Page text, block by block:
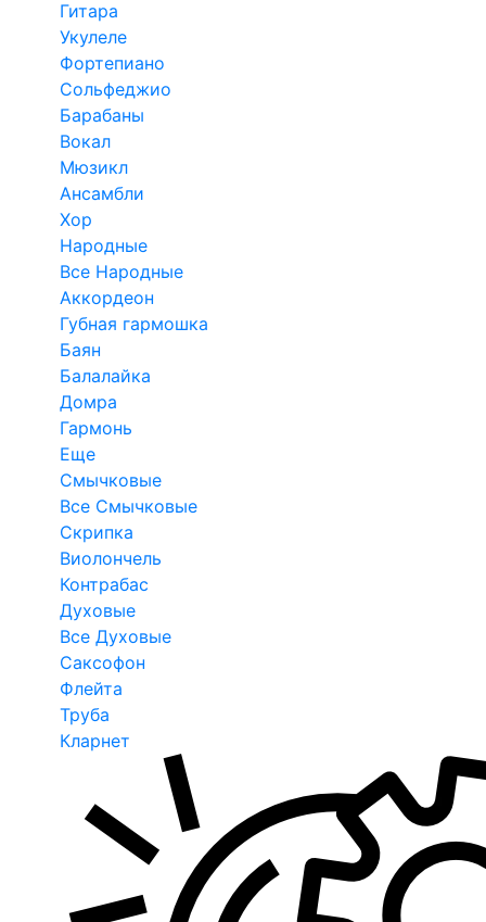
Гитара
Укулеле
Фортепиано
Сольфеджио
Барабаны
Вокал
Мюзикл
Ансамбли
Хор
Народные
Все Народные
Аккордеон
Губная гармошка
Баян
Балалайка
Домра
Гармонь
Еще
Смычковые
Все Смычковые
Скрипка
Виолончель
Контрабас
Духовые
Все Духовые
Саксофон
Флейта
Труба
Кларнет